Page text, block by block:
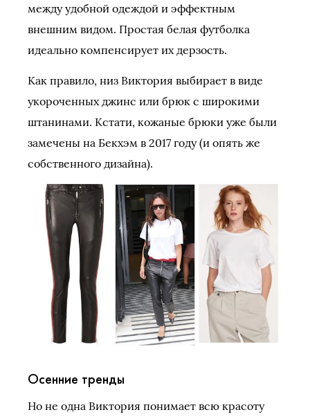
между удобной одеждой и эффектным
внешним видом. Простая белая футболка
идеально компенсирует их дерзость.
Как правило, низ Виктория выбирает в виде
укороченных джинс или брюк с широкими
штанинами. Кстати, кожаные брюки уже были
замечены на Бекхэм в 2017 году (и опять же
собственного дизайна).
Осенние тренды
Но не одна Виктория понимает всю красоту